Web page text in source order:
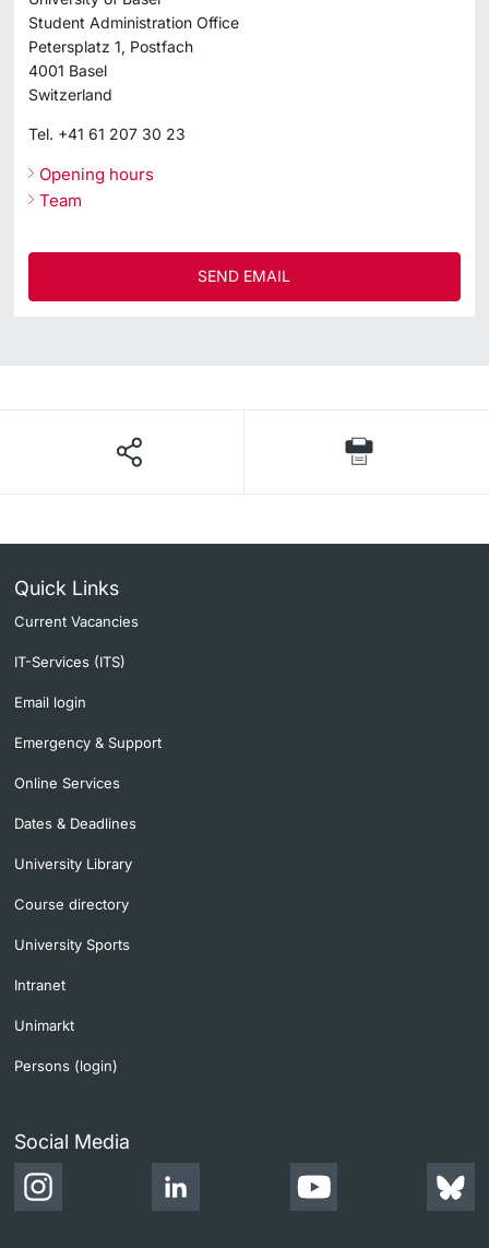
Student Administration Office
Petersplatz 1, Postfach
4001 Basel
Switzerland
Tel. +41 61 207 30 23
Opening hours
Team
SEND EMAIL
Quick Links
Current Vacancies
IT-Services (ITS)
Email login
Emergency & Support
Online Services
Dates & Deadlines
University Library
Course directory
University Sports
Intranet
Unimarkt
Persons (login)
Social Media